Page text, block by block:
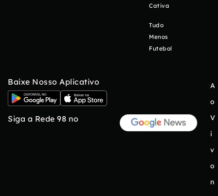
Cativa
Tudo
Menos
Futebol
Baixe Nosso Aplicativo
Siga a Rede 98 no
A
o
V
i
v
o
n